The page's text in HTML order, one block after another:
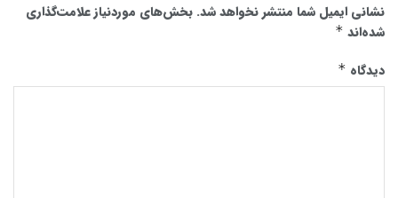
نشانی ایمیل شما منتشر نخواهد شد. بخش‌های موردنیاز علامت‌گذاری
شده‌اند *
دیدگاه *